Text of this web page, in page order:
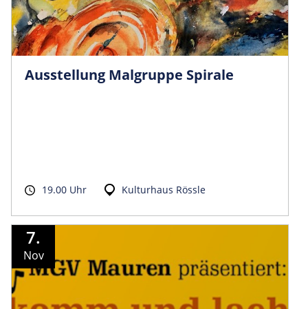
Ausstellung Malgruppe Spirale
19.00 Uhr Kulturhaus Rössle
7.
Nov